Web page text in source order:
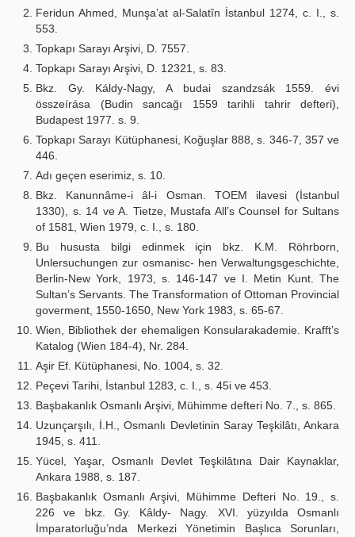
Feridun Ahmed, Munşa’at al-Salatîn İstanbul 1274, c. I., s.
553.
Topkapı Sarayı Arşivi, D. 7557.
Topkapı Sarayı Arşivi, D. 12321, s. 83.
Bkz. Gy. Káldy-Nagy, A budai szandzsák 1559. évi
összeírása (Budin sancağı 1559 tarihli tahrir defteri),
Budapest 1977. s. 9.
Topkapı Sarayı Kütüphanesi, Koğuşlar 888, s. 346-7, 357 ve
446.
Adı geçen eserimiz, s. 10.
Bkz. Kanunnâme-i âl-i Osman. TOEM ilavesi (İstanbul
1330), s. 14 ve A. Tietze, Mustafa All’s Counsel for Sultans
of 1581, Wien 1979, c. I., s. 180.
Bu hususta bilgi edinmek için bkz. K.M. Röhrborn,
Unlersuchungen zur osmanisc- hen Verwaltungsgeschichte,
Berlin-New York, 1973, s. 146-147 ve I. Metin Kunt. The
Sultan’s Servants. The Transformation of Ottoman Provincial
goverment, 1550-1650, New York 1983, s. 65-67.
Wien, Bibliothek der ehemaligen Konsularakademie. Krafft’s
Katalog (Wien 184-4), Nr. 284.
Aşir Ef. Kütüphanesi, No. 1004, s. 32.
Peçevi Tarihi, İstanbul 1283, c. I., s. 45i ve 453.
Başbakanlık Osmanlı Arşivi, Mühimme defteri No. 7., s. 865.
Uzunçarşılı, İ.H., Osmanlı Devletinin Saray Teşkilâtı, Ankara
1945, s. 411.
Yücel, Yaşar, Osmanlı Devlet Teşkilâtına Dair Kaynaklar,
Ankara 1988, s. 187.
Başbakanlık Osmanlı Arşivi, Mühimme Defteri No. 19., s.
226 ve bkz. Gy. Kâldy- Nagy. XVI. yüzyılda Osmanlı
İmparatorluğu’nda Merkezi Yönetimin Başlıca Sorunları,